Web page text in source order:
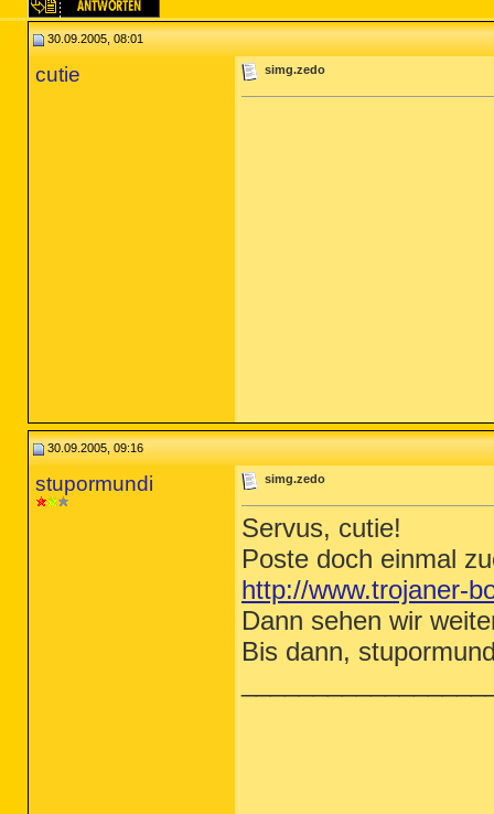
30.09.2005, 08:01
cutie simg.zedo
30.09.2005, 09:16
stupormundi simg.zedo
Servus, cutie!
Poste doch einmal
http://www.trojaner-
Dann sehen wir
Bis dann,